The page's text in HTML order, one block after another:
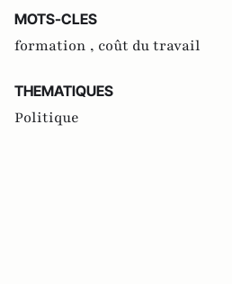
MOTS-CLES
formation , coût du travail
THEMATIQUES
Politique